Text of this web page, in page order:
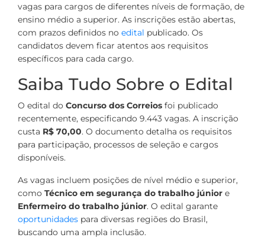
vagas para cargos de diferentes níveis de formação, de
ensino médio a superior. As inscrições estão abertas,
com prazos definidos no edital publicado. Os
candidatos devem ficar atentos aos requisitos
específicos para cada cargo.
Saiba Tudo Sobre o Edital
O edital do Concurso dos Correios foi publicado
recentemente, especificando 9.443 vagas. A inscrição
custa R$ 70,00. O documento detalha os requisitos
para participação, processos de seleção e cargos
disponíveis.
As vagas incluem posições de nível médio e superior,
como Técnico em segurança do trabalho júnior e
Enfermeiro do trabalho júnior. O edital garante
oportunidades para diversas regiões do Brasil,
buscando uma ampla inclusão.